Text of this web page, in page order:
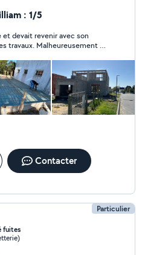
: 1/5
et devait revenir avec son
travaux. Malheureusement il
pour moi ce n’est pas une
Contacter
Particulier
fuites